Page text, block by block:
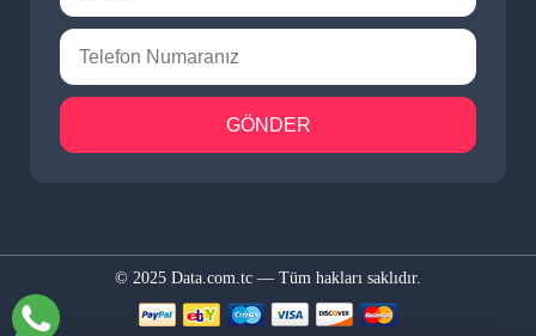
GÖNDER
© 2025 Data.com.tc — Tüm hakları saklıdır.